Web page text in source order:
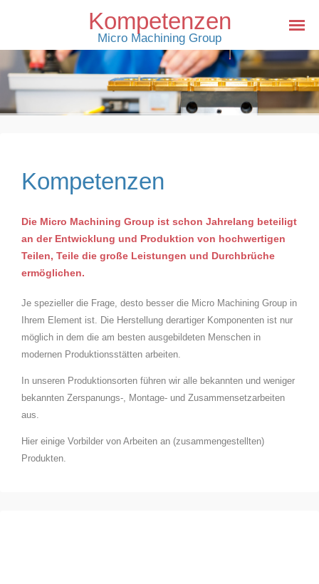
Kompetenzen
Micro Machining Group
Kompetenzen
Die Micro Machining Group ist schon Jahrelang beteiligt
an der Entwicklung und Produktion von hochwertigen
Teilen, Teile die große Leistungen und Durchbrüche
ermöglichen.
Je spezieller die Frage, desto besser die Micro Machining Group in
Ihrem Element ist. Die Herstellung derartiger Komponenten ist nur
möglich in dem die am besten ausgebildeten Menschen in
modernen Produktionsstätten arbeiten.
In unseren Produktionsorten führen wir alle bekannten und weniger
bekannten Zerspanungs-, Montage- und Zusammensetzarbeiten
aus.
Hier einige Vorbilder von Arbeiten an (zusammengestellten)
Produkten.